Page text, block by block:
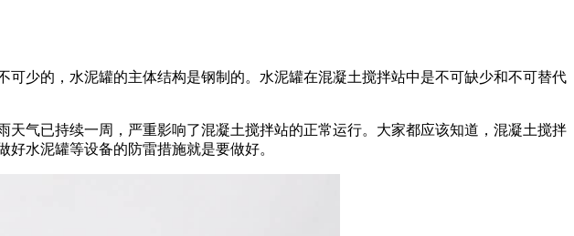
少的，水泥罐的主体结构是钢制的。水泥罐在混凝土搅拌站中是不可缺少和不可替代
气已持续一周，严重影响了混凝土搅拌站的正常运行。大家都应该知道，混凝土搅拌
水泥罐等设备的防雷措施就是要做好。